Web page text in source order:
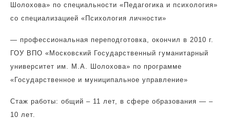
Шолохова» по специальности «Педагогика и психология»
со специализацией «Психология личности»
— профессиональная переподготовка, окончил в 2010 г.
ГОУ ВПО «Московский Государственный гуманитарный
университет им. М.А. Шолохова» по программе
«Государственное и муниципальное управление»
Стаж работы: общий – 11 лет, в сфере образования — –
10 лет.